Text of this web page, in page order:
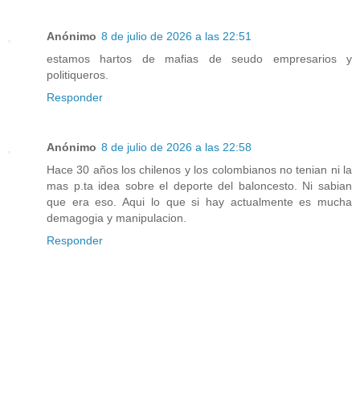
Anónimo 8 de julio de 2026 a las 22:51
estamos hartos de mafias de seudo empresarios y
politiqueros.
Responder
Anónimo 8 de julio de 2026 a las 22:58
Hace 30 años los chilenos y los colombianos no tenian ni la
mas p.ta idea sobre el deporte del baloncesto. Ni sabian
que era eso. Aqui lo que si hay actualmente es mucha
demagogia y manipulacion.
Responder